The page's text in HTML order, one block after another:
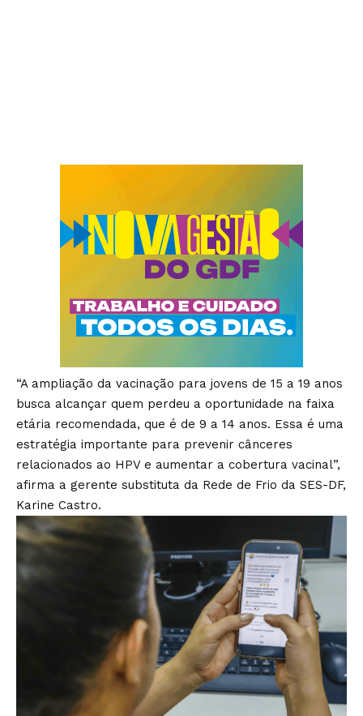
“A ampliação da vacinação para jovens de 15 a 19 anos
busca alcançar quem perdeu a oportunidade na faixa
etária recomendada, que é de 9 a 14 anos. Essa é uma
estratégia importante para prevenir cânceres
relacionados ao HPV e aumentar a cobertura vacinal”,
afirma a gerente substituta da Rede de Frio da SES-DF,
Karine Castro.